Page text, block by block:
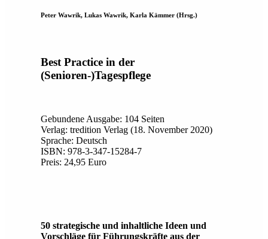
Peter Wawrik, Lukas Wawrik, Karla Kämmer (Hrsg.)
Best Practice in der
(Senioren-)Tagespflege
Gebundene Ausgabe: 104 Seiten
Verlag: tredition Verlag (18. November 2020)
Sprache: Deutsch
ISBN: 978-3-347-15284-7
Preis: 24,95 Euro
50 strategische und inhaltliche Ideen und
Vorschläge für Führungskräfte aus der